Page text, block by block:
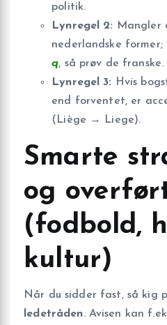
politik.
Lynregel 2:
Mangler
nederlandske
q, så prøv de franske.
Lynregel 3:
Hvis
end forventet, er
(Liège → Liege).
Smarte
og
(fodbold,
kultur)
Når du sidder fast, så kig
ledetråden. Avisen kan